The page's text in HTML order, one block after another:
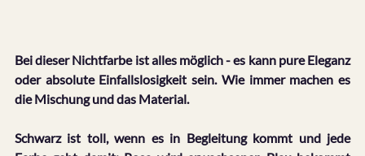
Bei dieser Nichtfarbe ist alles möglich - es kann pure Eleganz
oder absolute Einfallslosigkeit sein. Wie immer machen es
die Mischung und das Material.
Schwarz ist toll, wenn es in Begleitung kommt und jede